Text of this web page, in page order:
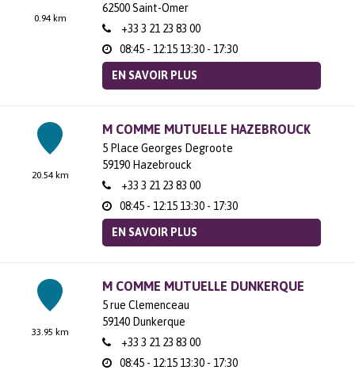
0.94 km
62500Saint-Omer
+33 3 21 23 83 00
08:45 - 12:15 13:30 - 17:30
EN SAVOIR PLUS
20.54 km
M COMME MUTUELLE HAZEBROUCK
5 Place Georges Degroote
59190 Hazebrouck
+33 3 21 23 83 00
08:45 - 12:15 13:30 - 17:30
EN SAVOIR PLUS
33.95 km
M COMME MUTUELLE DUNKERQUE
5 rue Clemenceau
59140 Dunkerque
+33 3 21 23 83 00
08:45 - 12:15 13:30 - 17:30